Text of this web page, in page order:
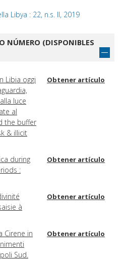
Libya : 22, n.s. II, 2019
NÚMERO (DISPONIBLES
Libia oggi
luce
al
the buffer
& illicit
Obtener artículo
during
:
Obtener artículo
à
Obtener artículo
Cirene in
Sud.
Obtener artículo